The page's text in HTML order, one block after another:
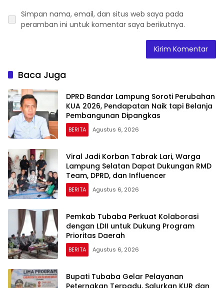
Simpan nama, email, dan situs web saya pada
peramban ini untuk komentar saya berikutnya.
Baca Juga
DPRD Bandar Lampung Soroti Perubahan
KUA 2026, Pendapatan Naik tapi Belanja
Pembangunan Dipangkas
BERITA Agustus 6, 2026
Viral Jadi Korban Tabrak Lari, Warga
Lampung Selatan Dapat Dukungan RMD
Team, DPRD, dan Influencer
BERITA Agustus 6, 2026
Pemkab Tubaba Perkuat Kolaborasi
dengan LDII untuk Dukung Program
Prioritas Daerah
BERITA Agustus 6, 2026
Bupati Tubaba Gelar Pelayanan
Peternakan Terpadu, Salurkan KUR dan